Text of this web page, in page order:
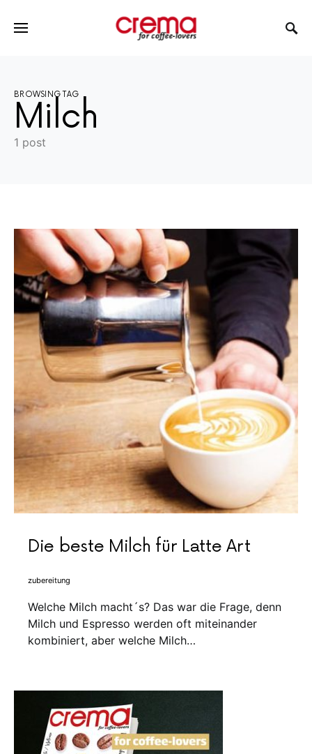
BROWSING TAG
Milch
1 post
Die beste Milch für Latte Art
zubereitung
Welche Milch macht´s? Das war die Frage, denn
Milch und Espresso werden oft miteinander
kombiniert, aber welche Milch…